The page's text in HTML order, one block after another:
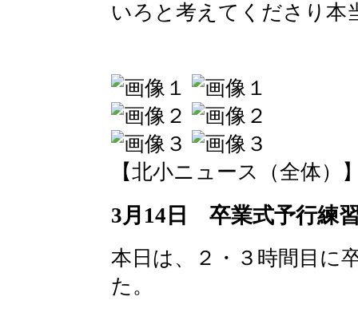
いろと考えてくださり本
【北小ニュース（全体）
3月14日 卒業式予行練
本日は、２・３時間目に
た。